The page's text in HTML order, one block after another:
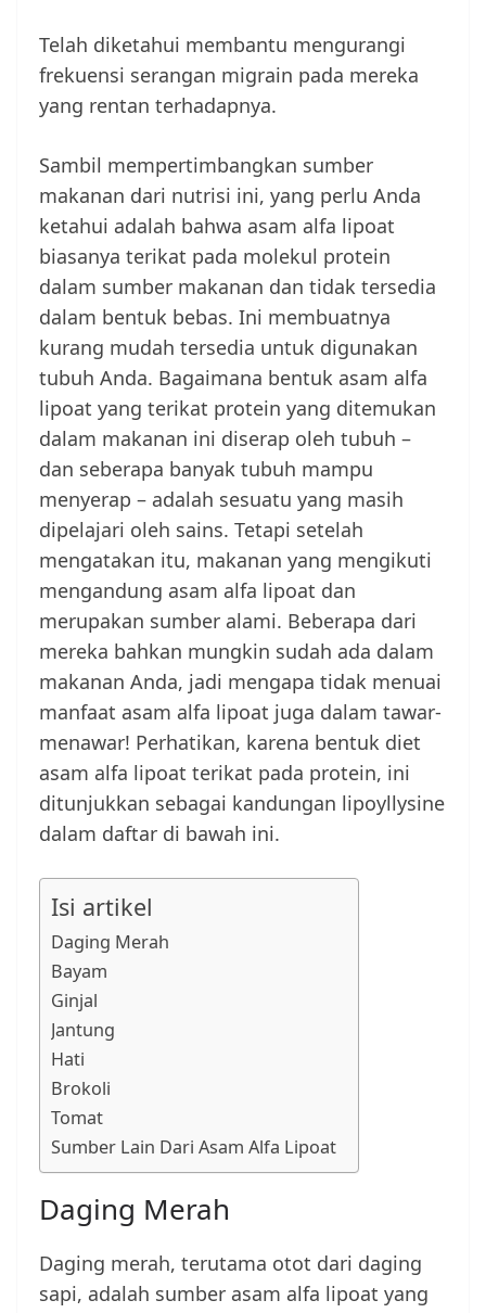
Telah diketahui membantu mengurangi
frekuensi serangan migrain pada mereka
yang rentan terhadapnya.
Sambil mempertimbangkan sumber
makanan dari nutrisi ini, yang perlu Anda
ketahui adalah bahwa asam alfa lipoat
biasanya terikat pada molekul protein
dalam sumber makanan dan tidak tersedia
dalam bentuk bebas. Ini membuatnya
kurang mudah tersedia untuk digunakan
tubuh Anda. Bagaimana bentuk asam alfa
lipoat yang terikat protein yang ditemukan
dalam makanan ini diserap oleh tubuh –
dan seberapa banyak tubuh mampu
menyerap – adalah sesuatu yang masih
dipelajari oleh sains. Tetapi setelah
mengatakan itu, makanan yang mengikuti
mengandung asam alfa lipoat dan
merupakan sumber alami. Beberapa dari
mereka bahkan mungkin sudah ada dalam
makanan Anda, jadi mengapa tidak menuai
manfaat asam alfa lipoat juga dalam tawar-
menawar! Perhatikan, karena bentuk diet
asam alfa lipoat terikat pada protein, ini
ditunjukkan sebagai kandungan lipoyllysine
dalam daftar di bawah ini.
Isi artikel
Daging Merah
Bayam
Ginjal
Jantung
Hati
Brokoli
Tomat
Sumber Lain Dari Asam Alfa Lipoat
Daging Merah
Daging merah, terutama otot dari daging
sapi, adalah sumber asam alfa lipoat yang